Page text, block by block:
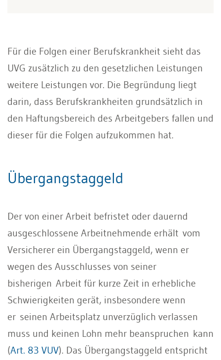
Für die Folgen einer Berufskrankheit sieht das
UVG zusätzlich zu den gesetzlichen Leistungen
weitere Leistungen vor. Die Begründung liegt
darin, dass Berufskrankheiten grundsätzlich in
den Haftungsbereich des Arbeitgebers fallen und
dieser für die Folgen aufzukommen hat.
Übergangstaggeld
Der von einer Arbeit befristet oder dauernd
ausgeschlossene Arbeitnehmende erhält vom
Versicherer ein Übergangstaggeld, wenn er
wegen des Ausschlusses von seiner
bisherigen Arbeit für kurze Zeit in erhebliche
Schwierigkeiten gerät, insbesondere wenn
er seinen Arbeitsplatz unverzüglich verlassen
muss und keinen Lohn mehr beanspruchen kann
(Art. 83 VUV). Das Übergangstaggeld entspricht